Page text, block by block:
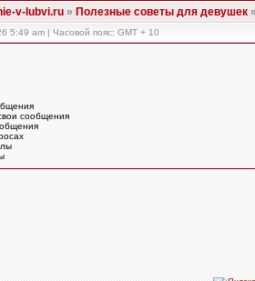
v-lubvi.ru»Полезные советы для девушек
5:49 am | Часовой пояс: GMT + 10
сообщения